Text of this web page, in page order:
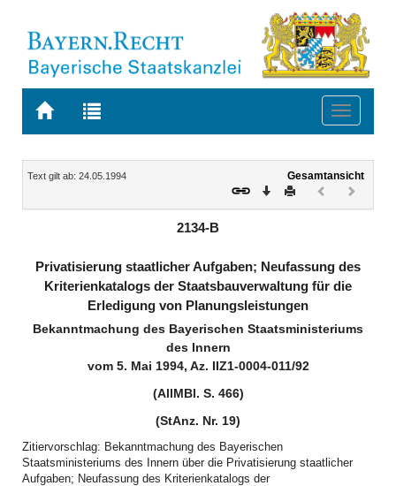
Zur
BAYERN.RECHT
Zur
letzten
Suche
Toggle
Navigation
Inhalt
Text gilt ab: 24.05.1994
Gesamtansicht
Download
DruckenVorheriges
2134-B
Privatisierung staatlicher Aufgaben; Neufassung des
Kriterienkatalogs der Staatsbauverwaltung für die
Erledigung von Planungsleistungen
Bekanntmachung des Bayerischen Staatsministeriums
des Innern
vom 5. Mai 1994, Az. IIZ1-0004-011/92
(AllMBl. S. 466)
(StAnz. Nr. 19)
Zitiervorschlag: Bekanntmachung des Bayerischen
Staatsministeriums des Innern über die Privatisierung staatlicher
Aufgaben; Neufassung des Kriterienkatalogs der